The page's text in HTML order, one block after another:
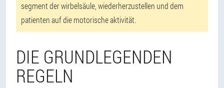
segment der wirbelsäule, wiederherzustellen und dem
patienten auf die motorische aktivität.
DIE GRUNDLEGENDEN
REGELN